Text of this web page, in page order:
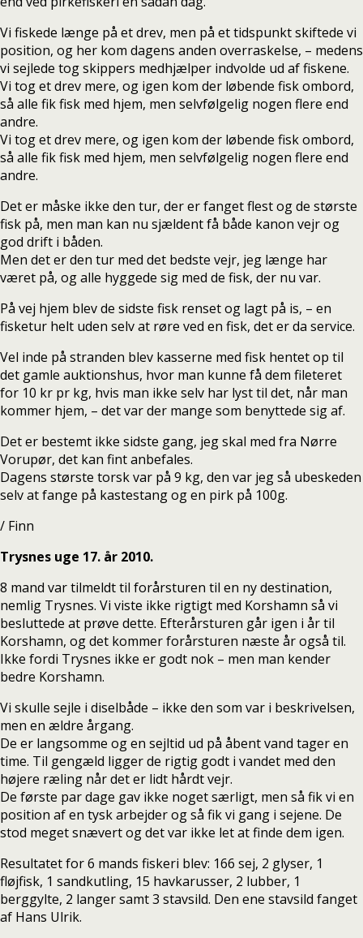
Vi fiskede længe på et drev, men på et tidspunkt skiftede vi
position, og her kom dagens anden overraskelse, – medens
vi sejlede tog skippers medhjælper indvolde ud af fiskene.
Vi tog et drev mere, og igen kom der løbende fisk ombord,
så alle fik fisk med hjem, men selvfølgelig nogen flere end
andre.
Vi tog et drev mere, og igen kom der løbende fisk ombord,
så alle fik fisk med hjem, men selvfølgelig nogen flere end
andre.
Det er måske ikke den tur, der er fanget flest og de største
fisk på, men man kan nu sjældent få både kanon vejr og
god drift i båden.
Men det er den tur med det bedste vejr, jeg længe har
været på, og alle hyggede sig med de fisk, der nu var.
På vej hjem blev de sidste fisk renset og lagt på is, – en
fisketur helt uden selv at røre ved en fisk, det er da service.
Vel inde på stranden blev kasserne med fisk hentet op til
det gamle auktionshus, hvor man kunne få dem fileteret
for 10 kr pr kg, hvis man ikke selv har lyst til det, når man
kommer hjem, – det var der mange som benyttede sig af.
Det er bestemt ikke sidste gang, jeg skal med fra Nørre
Vorupør, det kan fint anbefales.
Dagens største torsk var på 9 kg, den var jeg så ubeskeden
selv at fange på kastestang og en pirk på 100g.
/ Finn
Trysnes uge 17. år 2010.
8 mand var tilmeldt til forårsturen til en ny destination,
nemlig Trysnes. Vi viste ikke rigtigt med Korshamn så vi
besluttede at prøve dette. Efterårsturen går igen i år til
Korshamn, og det kommer forårsturen næste år også til.
Ikke fordi Trysnes ikke er godt nok – men man kender
bedre Korshamn.
Vi skulle sejle i diselbåde – ikke den som var i beskrivelsen,
men en ældre årgang.
De er langsomme og en sejltid ud på åbent vand tager en
time. Til gengæld ligger de rigtig godt i vandet med den
højere ræling når det er lidt hårdt vejr.
De første par dage gav ikke noget særligt, men så fik vi en
position af en tysk arbejder og så fik vi gang i sejene. De
stod meget snævert og det var ikke let at finde dem igen.
Resultatet for 6 mands fiskeri blev: 166 sej, 2 glyser, 1
fløjfisk, 1 sandkutling, 15 havkarusser, 2 lubber, 1
berggylte, 2 langer samt 3 stavsild. Den ene stavsild fanget
af Hans Ulrik.